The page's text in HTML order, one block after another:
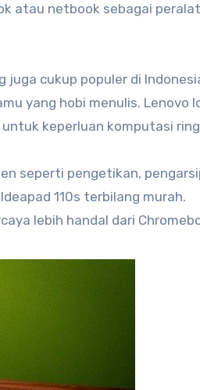
atau netbook sebagai
cukup populer di
yang hobi menulis. Lenovo
keperluan komputasi
seperti pengetikan,
110s terbilang murah.
lebih handal dari